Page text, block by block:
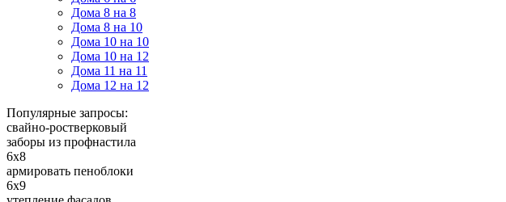
Дома 8 на 8
Дома 8 на 10
Дома 10 на 10
Дома 10 на 12
Дома 11 на 11
Дома 12 на 12
Популярные запросы:
свайно-ростверковый
заборы из профнастила
6x8
армировать пеноблоки
6x9